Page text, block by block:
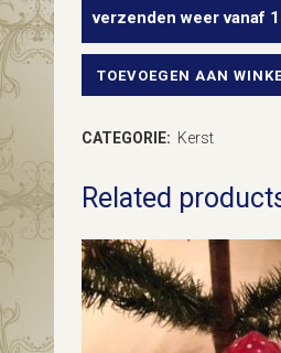
verzenden weer vanaf
Antiek
muziek
instrument
een
TOEVOEGEN AAN
CATEGORIE: Kerst
Related